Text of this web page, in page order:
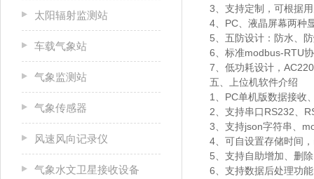
太阳辐射监测站
车载气象站
气象监测站
气象传感器
风速风向记录仪
气象水文卫星接收设备
3、支持定制，可根据
4、PC、液晶屏幕两种
5、五防设计：防水、
6、标准modbus-RTU
7、低功耗设计，
五、上位机软件介绍
1、PC单机版数据接收
2、支持串口RS232、
3、支持json字符串、
4、可自设置存储时间
5、支持自助增加、删
6、支持数据后处理功能